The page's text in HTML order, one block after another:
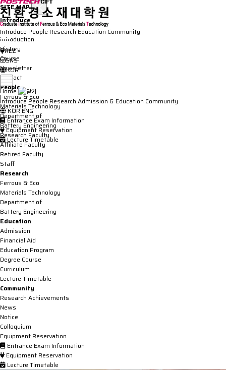
SITE MAP
Introduce
Greeting
Introduction
History
Course
Newsletter
Contact
People
Ferrous & Eco
Materials Technology
Department of
Battery Engineering
Research Faculty
Affiliate Faculty
Retired Faculty
Staff
Research
Ferrous & Eco
Materials Technology
Department of
Battery Engineering
Education
Admission
Financial Aid
Education Program
Degree Course
Curriculum
Lecture Timetable
Community
Research Achievements
News
Notice
Colloquium
Equipment Reservation
Entrance Exam Information
Equipment Reservation
Lecture Timetable
Introduce People Research Education Community
REZ
SNS
KOR
Home
Introduce People Research Admission & Education Community
KOR ENG
Entrance Exam Information
Equipment Reservation
Lecture Timetable